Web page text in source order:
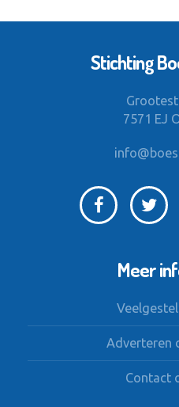
Stichting
7571 EJ
Meer
Adverteren
Contact